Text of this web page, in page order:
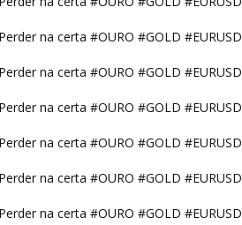
na certa #OURO #GOLD #EURUSD
na certa #OURO #GOLD #EURUSD
na certa #OURO #GOLD #EURUSD
na certa #OURO #GOLD #EURUSD
na certa #OURO #GOLD #EURUSD
na certa #OURO #GOLD #EURUSD